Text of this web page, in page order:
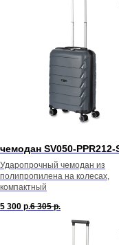
чемодан SV050-PPR212-
Ударопрочный чемодан из
полипропилена на колесах,
компактный
5 300 р.6 305 р.